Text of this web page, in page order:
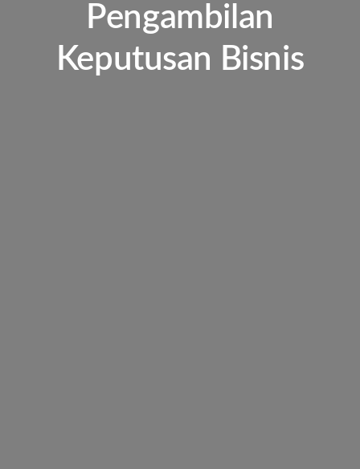
Pengambilan
Keputusan Bisnis